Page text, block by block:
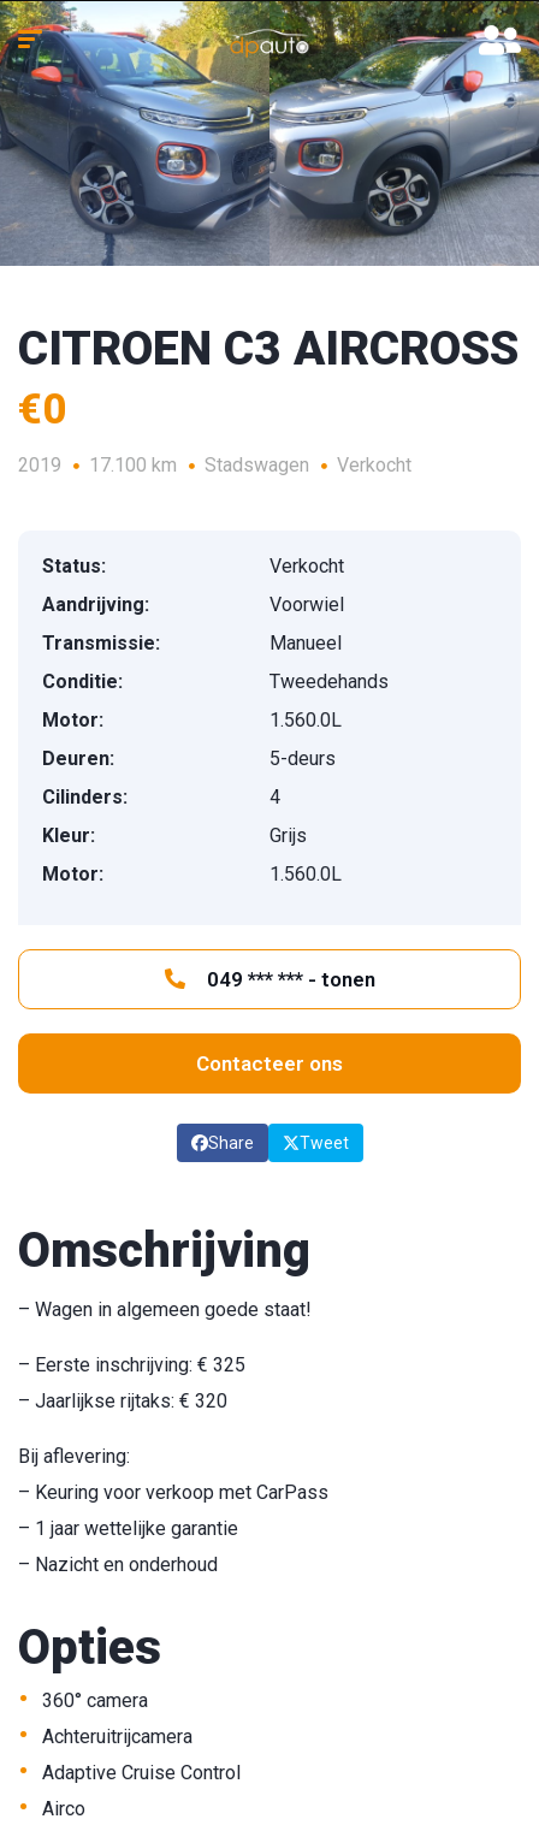
CITROEN C3 AIRCROSS
€0
2019 17.100 km Stadswagen Verkocht
Status:
Verkocht
Aandrijving:
Voorwiel
Transmissie:
Manueel
Conditie:
Tweedehands
Motor:
1.560.0L
Deuren:
5-deurs
Cilinders:
4
Kleur:
Grijs
Motor:
1.560.0L
049 *** *** - tonen
Contacteer ons
Share Tweet
Omschrijving
– Wagen in algemeen goede staat!
– Eerste inschrijving: € 325
– Jaarlijkse rijtaks: € 320
Bij aflevering:
– Keuring voor verkoop met CarPass
– 1 jaar wettelijke garantie
– Nazicht en onderhoud
Opties
• 360° camera
• Achteruitrijcamera
• Adaptive Cruise Control
• Airco